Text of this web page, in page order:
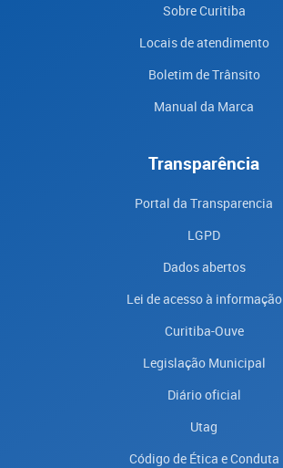
Sobre Curitiba
Locais de atendimento
Boletim de Trânsito
Manual da Marca
Transparência
Portal da Transparencia
LGPD
Dados abertos
Lei de acesso à informação
Curitiba-Ouve
Legislação Municipal
Diário oficial
Utag
Código de Ética e Conduta